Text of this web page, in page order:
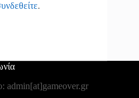
.
admin[at]gameover.gr